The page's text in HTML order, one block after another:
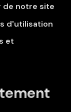
de notre site
d'utilisation
et